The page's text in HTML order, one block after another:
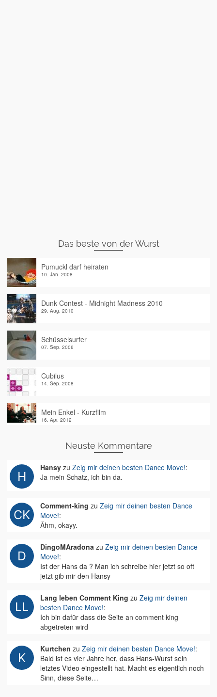
Das beste von der Wurst
Pumuckl darf heiraten
10. Jan. 2008
Dunk Contest - Midnight Madness 2010
29. Aug. 2010
Schüsselsurfer
07. Sep. 2006
Cubilus
14. Sep. 2008
Mein Enkel - Kurzfilm
16. Apr. 2012
Neuste Kommentare
Hansy zu Zeig mir deinen besten Dance Move!:
Ja mein Schatz, ich bin da.
Comment-king zu Zeig mir deinen besten Dance
Move!:
Ähm, okayy.
DingoMAradona zu Zeig mir deinen besten Dance
Move!:
Ist der Hans da ? Man ich schreibe hier jetzt so oft
jetzt gib mir den Hansy
Lang leben Comment King zu Zeig mir deinen
besten Dance Move!:
Ich bin dafür dass die Seite an comment king
abgetreten wird
Kurtchen zu Zeig mir deinen besten Dance Move!:
Bald ist es vier Jahre her, dass Hans-Wurst sein
letztes Video eingestellt hat. Macht es eigentlich noch
Sinn, diese Seite…